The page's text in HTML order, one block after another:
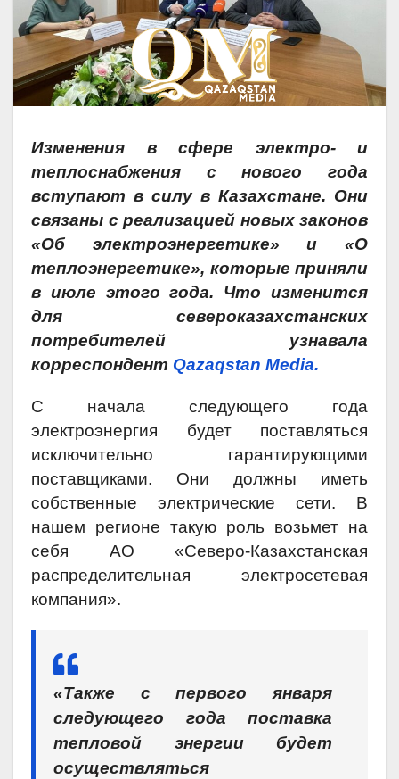
Изменения в сфере электро- и
теплоснабжения с нового года
вступают в силу в Казахстане. Они
связаны с реализацией новых законов
«Об электроэнергетике» и «О
теплоэнергетике», которые приняли
в июле этого года. Что изменится
для североказахстанских
потребителей узнавала
корреспондент Qazaqstan Media.
С начала следующего года
электроэнергия будет поставляться
исключительно гарантирующими
поставщиками. Они должны иметь
собственные электрические сети. В
нашем регионе такую роль возьмет на
себя АО «Северо-Казахстанская
распределительная электросетевая
компания».
«Также с первого января
следующего года поставка
тепловой энергии будет
осуществляться